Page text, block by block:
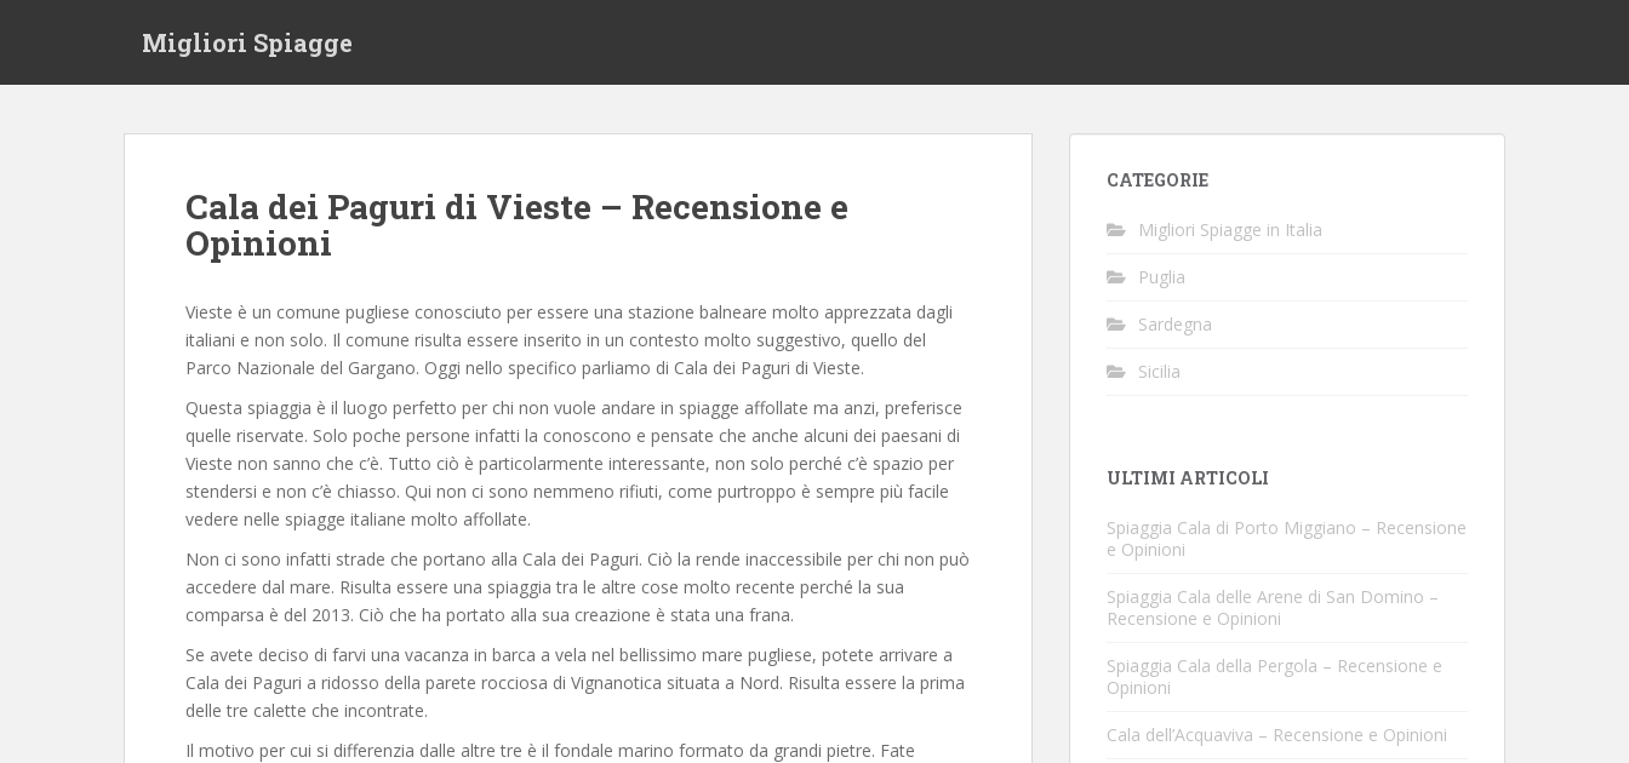
Migliori Spiagge
Cala dei Paguri di Vieste – Recensione e
Opinioni
Vieste è un comune pugliese conosciuto per essere una stazione balneare molto apprezzata dagli
italiani e non solo. Il comune risulta essere inserito in un contesto molto suggestivo, quello del
Parco Nazionale del Gargano. Oggi nello specifico parliamo di Cala dei Paguri di Vieste.
Questa spiaggia è il luogo perfetto per chi non vuole andare in spiagge affollate ma anzi, preferisce
quelle riservate. Solo poche persone infatti la conoscono e pensate che anche alcuni dei paesani di
Vieste non sanno che c’è. Tutto ciò è particolarmente interessante, non solo perché c’è spazio per
stendersi e non c’è chiasso. Qui non ci sono nemmeno rifiuti, come purtroppo è sempre più facile
vedere nelle spiagge italiane molto affollate.
Non ci sono infatti strade che portano alla Cala dei Paguri. Ciò la rende inaccessibile per chi non può
accedere dal mare. Risulta essere una spiaggia tra le altre cose molto recente perché la sua
comparsa è del 2013. Ciò che ha portato alla sua creazione è stata una frana.
Se avete deciso di farvi una vacanza in barca a vela nel bellissimo mare pugliese, potete arrivare a
Cala dei Paguri a ridosso della parete rocciosa di Vignanotica situata a Nord. Risulta essere la prima
delle tre calette che incontrate.
Il motivo per cui si differenzia dalle altre tre è il fondale marino formato da grandi pietre. Fate
CATEGORIE
Migliori Spiagge in Italia
Puglia
Sardegna
Sicilia
ULTIMI ARTICOLI
Spiaggia Cala di Porto Miggiano – Recensione
e Opinioni
Spiaggia Cala delle Arene di San Domino –
Recensione e Opinioni
Spiaggia Cala della Pergola – Recensione e
Opinioni
Cala dell’Acquaviva – Recensione e Opinioni